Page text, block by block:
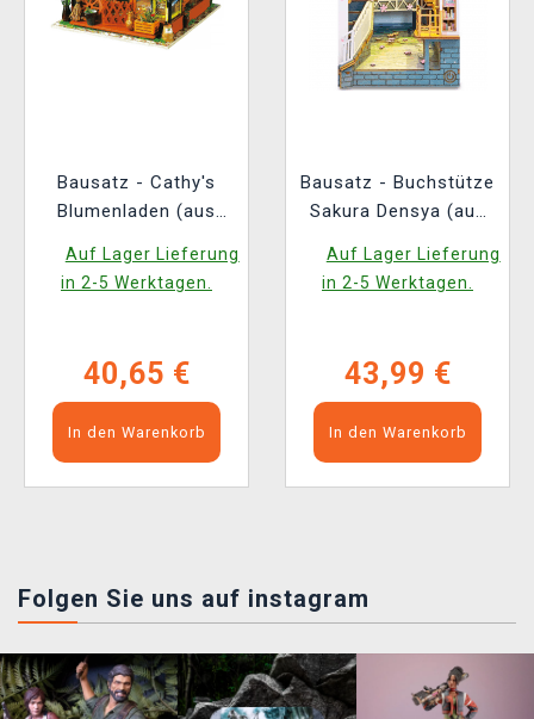
Bausatz - Cathy's
Blumenladen (aus
Auf Lager Lieferung
in 2-5 Werktagen.
40,65 €
In den Warenkorb
Bausatz - Buchstütze
Sakura Densya (aus
Auf Lager Lieferung
in 2-5 Werktagen.
43,99 €
In den Warenkorb
Folgen Sie uns auf instagram